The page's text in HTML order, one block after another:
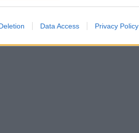
Data Access Privacy Policy